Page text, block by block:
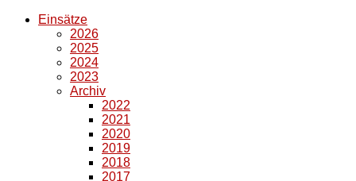
Einsätze
2026
2025
2024
2023
Archiv
2022
2021
2020
2019
2018
2017